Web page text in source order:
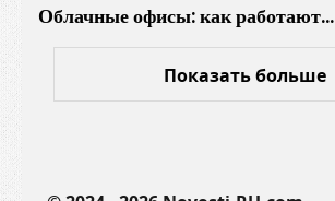
Облачные офисы: как работают…
Показать больше